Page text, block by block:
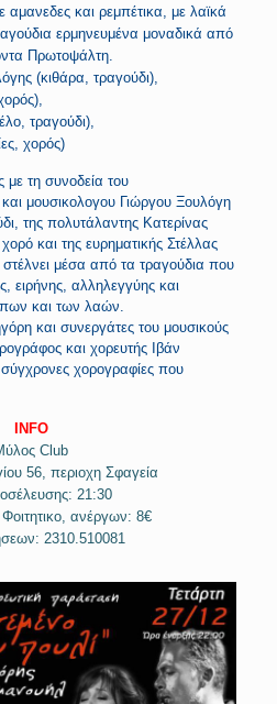
και ρεμπέτικα, με λαϊκά
ερμηνευμένα μοναδικά από
Πρωτοψάλτη.
(κιθάρα, τραγούδι),
τραγούδι),
χορός)
με τη συνοδεία του
μουσικολογου Γιώργου Ξουλόγη
της πολυτάλαντης Κατερίνας
και της ευρηματικής Στέλλας
στέλνει μέσα από τα τραγούδια που
ειρήνης, αλληλεγγύης και
και των λαών.
και συνεργάτες του μουσικούς
και χορευτής Ιβάν
χορογραφίες που
INFO
Club
56, περιοχη Σφαγεία
21:30
ανέργων: 8€
2310.510081